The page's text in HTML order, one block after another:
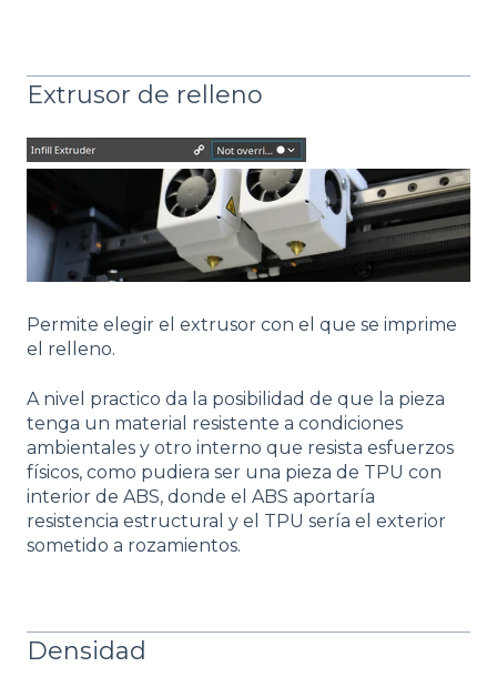
Extrusor de relleno
Permite elegir el extrusor con el que se imprime
el relleno.
A nivel practico da la posibilidad de que la pieza
tenga un material resistente a condiciones
ambientales y otro interno que resista esfuerzos
físicos, como pudiera ser una pieza de TPU con
interior de ABS, donde el ABS aportaría
resistencia estructural y el TPU sería el exterior
sometido a rozamientos.
Densidad